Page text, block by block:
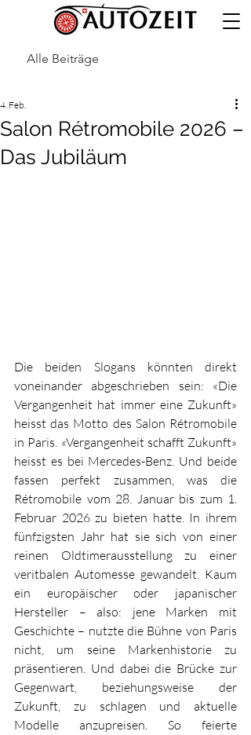
Alle Beiträge
Salon Rétromobile 2026 –
Das Jubiläum
4. Feb.
Die beiden Slogans könnten direkt
voneinander abgeschrieben sein: «Die
Vergangenheit hat immer eine Zukunft»
heisst das Motto des Salon Rétromobile
in Paris. «Vergangenheit schafft Zukunft»
heisst es bei Mercedes-Benz. Und beide
fassen perfekt zusammen, was die
Rétromobile vom 28. Januar bis zum 1.
Februar 2026 zu bieten hatte. In ihrem
fünfzigsten Jahr hat sie sich von einer
reinen Oldtimerausstellung zu einer
veritbalen Automesse gewandelt. Kaum
ein europäischer oder japanischer
Hersteller – also: jene Marken mit
Geschichte – nutzte die Bühne von Paris
nicht, um seine Markenhistorie zu
präsentieren. Und dabei die Brücke zur
Gegenwart, beziehungsweise der
Zukunft, zu schlagen und aktuelle
Modelle anzupreisen. So feierte